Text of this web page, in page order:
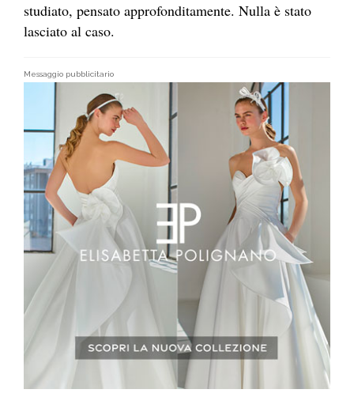
studiato, pensato approfonditamente. Nulla è stato
lasciato al caso.
Messaggio pubblicitario